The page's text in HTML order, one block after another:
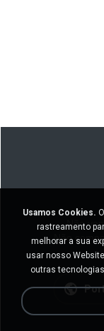
Não
Não
Usamos Cookies.
rastreamento
melhorar a sua
usar nosso
outras